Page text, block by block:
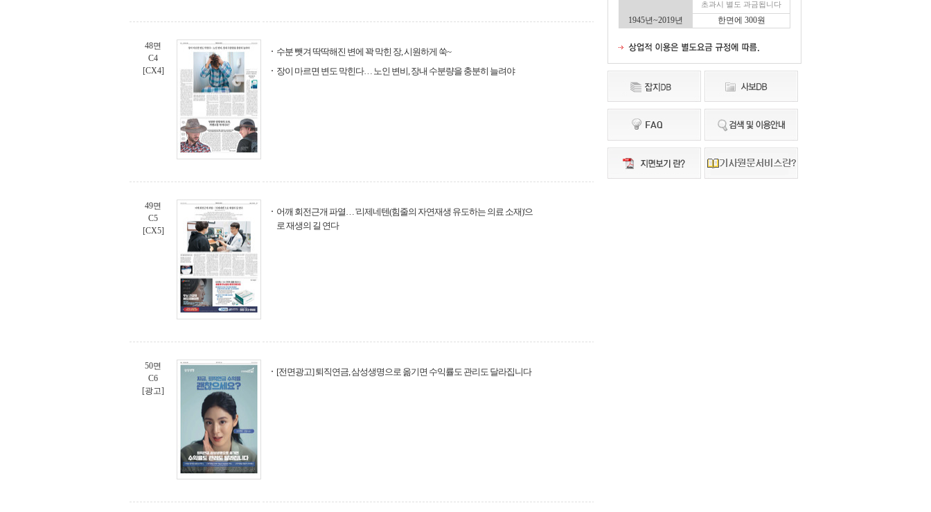
48면
C4
[CX4]
수분 뺏겨 딱딱해진 변에 꽉 막힌 장, 시원하게 쑥~
장이 마르면 변도 막힌다… 노인 변비, 장내 수분량을 충분히 늘려야
49면
C5
[CX5]
어깨 회전근개 파열… '리제네텐(힘줄의 자연재생 유도하는 의료 소재)'으
로 재생의 길 연다
50면
C6
[광고]
[전면광고] 퇴직연금, 삼성생명으로 옮기면 수익률도 관리도 달라집니다